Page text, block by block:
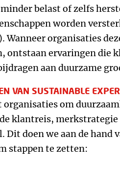
belast of zelfs
worden
Wanneer organisaties
ontstaan ervaringen die
aan duurzame
VAN SUSTAINABLE
organisaties om
klantreis, merkstrategie
Dit doen we aan de hand
stappen te zetten: